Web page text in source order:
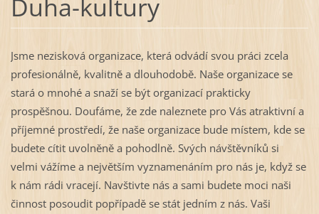
Duha-kultury
Jsme nezisková organizace, která odvádí svou práci zcela
profesionálně, kvalitně a dlouhodobě. Naše organizace se
stará o mnohé a snaží se být organizací prakticky
prospěšnou. Doufáme, že zde naleznete pro Vás atraktivní a
příjemné prostředí, že naše organizace bude místem, kde se
budete cítit uvolněně a pohodlně. Svých návštěvníků si
velmi vážíme a největším vyznamenáním pro nás je, když se
k nám rádi vracejí. Navštivte nás a sami budete moci naši
činnost posoudit popřípadě se stát jedním z nás. Vaši